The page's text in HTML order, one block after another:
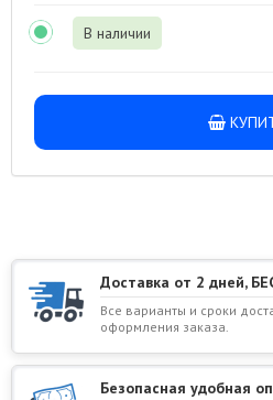
В наличии
Доставка от 2 дней,
Все варианты и сроки
оформления заказа.
Безопасная удобная